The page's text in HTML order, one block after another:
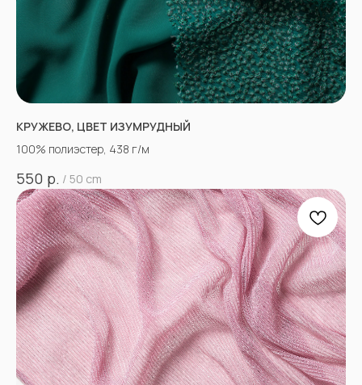
КРУЖЕВО, ЦВЕТ ИЗУМРУДНЫЙ
100% полиэстер, 438 г/м
550 р. / 50 cm